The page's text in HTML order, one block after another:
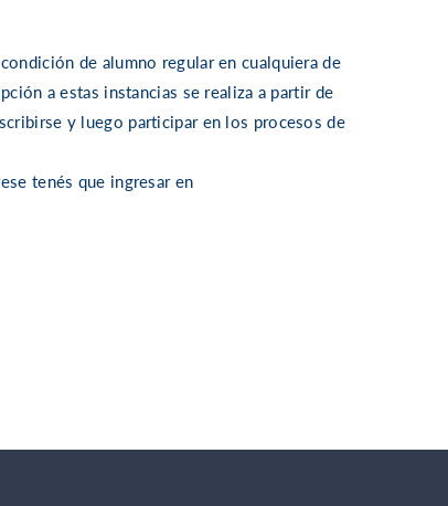
de alumno regular en cualquiera de
a estas instancias se realiza a partir de
y luego participar en los procesos de
tenés que ingresar en